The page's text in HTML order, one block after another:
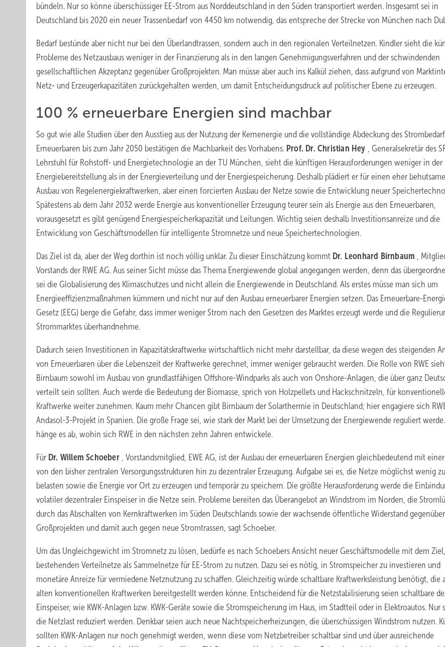
bündeln. Nur so könne überschüssiger EE-Strom aus Norddeutschland in den Süden transportiert werden. Insgesamt sei in
Deutschland bis 2020 ein neuer Trassenbedarf von 4450 km notwendig, das entspreche der Strecke von München nach
Bedarf bestünde aber nicht nur bei den Überlandtrassen, sondern auch in den regionalen Verteilnetzen. Kindler sieht die
Probleme des Netzausbaus weniger in der Finanzierung als in den langen Genehmigungsverfahren und der schwindenden
gesellschaftlichen Akzeptanz gegenüber Großprojekten. Man müsse aber auch ins Kalkül ziehen, dass aufgrund von
Netz- und Erzeugerkapazitäten zurückgehalten werden, um damit Entscheidungsdruck auf politischer Ebene zu erzeugen.
100 % erneuerbare Energien sind machbar
So gut wie alle Studien über den Ausstieg aus der Nutzung der Kernenergie und die vollständige Abdeckung des
Erneuerbaren bis zum Jahr 2050 bestätigen die Machbarkeit des Vorhabens. Prof. Dr.Christian Hey , Generalsekretär des
Lehrstuhl für Rohstoff- und Energietechnologie an der TU München, sieht die künftigen Herausforderungen weniger in der
Energiebereitstellung als in der Energieverteilung und der Energiespeicherung. Deshalb plädiert er für einen eher
Ausbau von Regelenergiekraftwerken, aber einen forcierten Ausbau der Netze sowie die Entwicklung neuer
Spätestens ab dem Jahr 2032 werde Energie aus konventioneller Erzeugung teurer sein als Energie aus den Erneuerbaren,
vorausgesetzt es gibt genügend Energiespeicherkapazität und Leitungen. Wichtig seien deshalb Investitions­anreize und die
Entwicklung von Geschäftsmodellen für intelligente Stromnetze und neue Speichertechnologien.
Das Ziel ist da, aber der Weg dorthin ist noch völlig unklar. Zu dieser Einschätzung kommt Dr. Leonhard Birnbaum ,
Vorstands der RWE AG. Aus seiner Sicht müsse das Thema Energiewende global angegangen werden, denn das
sei die Globalisierung des Klimaschutzes und nicht allein die Energiewende in Deutschland. Als erstes müsse man sich um
Energieeffizienzmaßnahmen kümmern und nicht nur auf den Ausbau erneuerbarer Energien setzen. Das Erneuerbare-
Gesetz (EEG) berge die Gefahr, dass immer weniger Strom nach den Gesetzen des Marktes erzeugt werde und die
Strommarktes überhandnehme.
Dadurch seien Investitionen in Kapazitätskraftwerke wirtschaftlich nicht mehr darstellbar, da diese wegen des steigenden
von Erneuerbaren über die Lebenszeit der Kraftwerke gerechnet, immer weniger gebraucht werden. Die Rolle von RWE
Birnbaum sowohl im Ausbau von grundlastfähigen Offshore-Windparks als auch von Onshore-Anlagen, die über ganz
verteilt sein sollten. Auch werde die Bedeutung der Biomasse, sprich von Holzpellets und Hackschnitzeln, für
Kraftwerke weiter zunehmen. Kaum mehr Chancen gibt Birnbaum der Solarthermie in Deutschland; hier engagiere sich
Andasol-3-Projekt in Spanien. Die große Frage sei, wie stark der Markt bei der Umsetzung der Energiewende reguliert
hänge es ab, wohin sich RWE in den nächsten zehn Jahren entwickele.
Für Dr. Willem Schoeber , Vorstandsmitglied, EWE AG, ist der Ausbau der erneuerbaren Energien gleichbedeutend mit
von den bisher zentralen Versorgungsstrukturen hin zu dezentraler Erzeugung. Aufgabe sei es, die Netze möglichst wenig zu
belasten sowie die Energie vor Ort zu erzeugen und temporär zu speichern. Die größte Herausforderung werde die
volatiler dezentraler Einspeiser in die Netze sein. Probleme bereiten das Überangebot an Windstrom im Norden, die
durch das Abschalten von Kernkraftwerken im Süden Deutschlands sowie der wachsende öffentliche Widerstand gegenüber
Großprojekten und damit auch gegen neue Strom­trassen, sagt Schoeber.
Um das Ungleichgewicht im Stromnetz zu lösen, bedürfe es nach Schoebers Ansicht neuer Geschäftsmodelle mit dem
bestehenden Verteilnetze als Sammelnetze für EE-Strom zu nutzen. Dazu sei es nötig, in Stromspeicher zu investieren und
monetäre Anreize für vermiedene Netznutzung zu schaffen. Gleichzeitig würde schaltbare Kraftwerksleistung benötigt, die
alten konventionellen Kraftwerken bereitgestellt werden könne. Entscheidend für die Netzstabilisierung seien schaltbare
Einspeiser, wie KWK-Anlagen bzw. KWK-Geräte sowie die Stromspeicherung im Haus, im Stadtteil oder in Elektroautos. Nur
die Netzlast reduziert werden. Denkbar seien auch neue Nachtspeicherheizungen, die überschüssigen Windstrom nutzen.
sollten KWK-Anlagen nur noch genehmigt werden, wenn diese vom Netzbetreiber schaltbar sind und über ausreichende